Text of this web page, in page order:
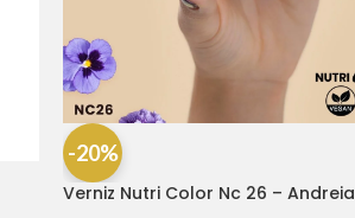
-20%
Verniz Nutri Color Nc 26 – Andreia